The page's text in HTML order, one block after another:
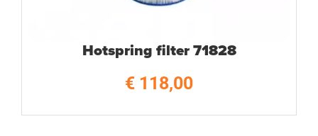
Hotspring filter 71828
€ 118,00